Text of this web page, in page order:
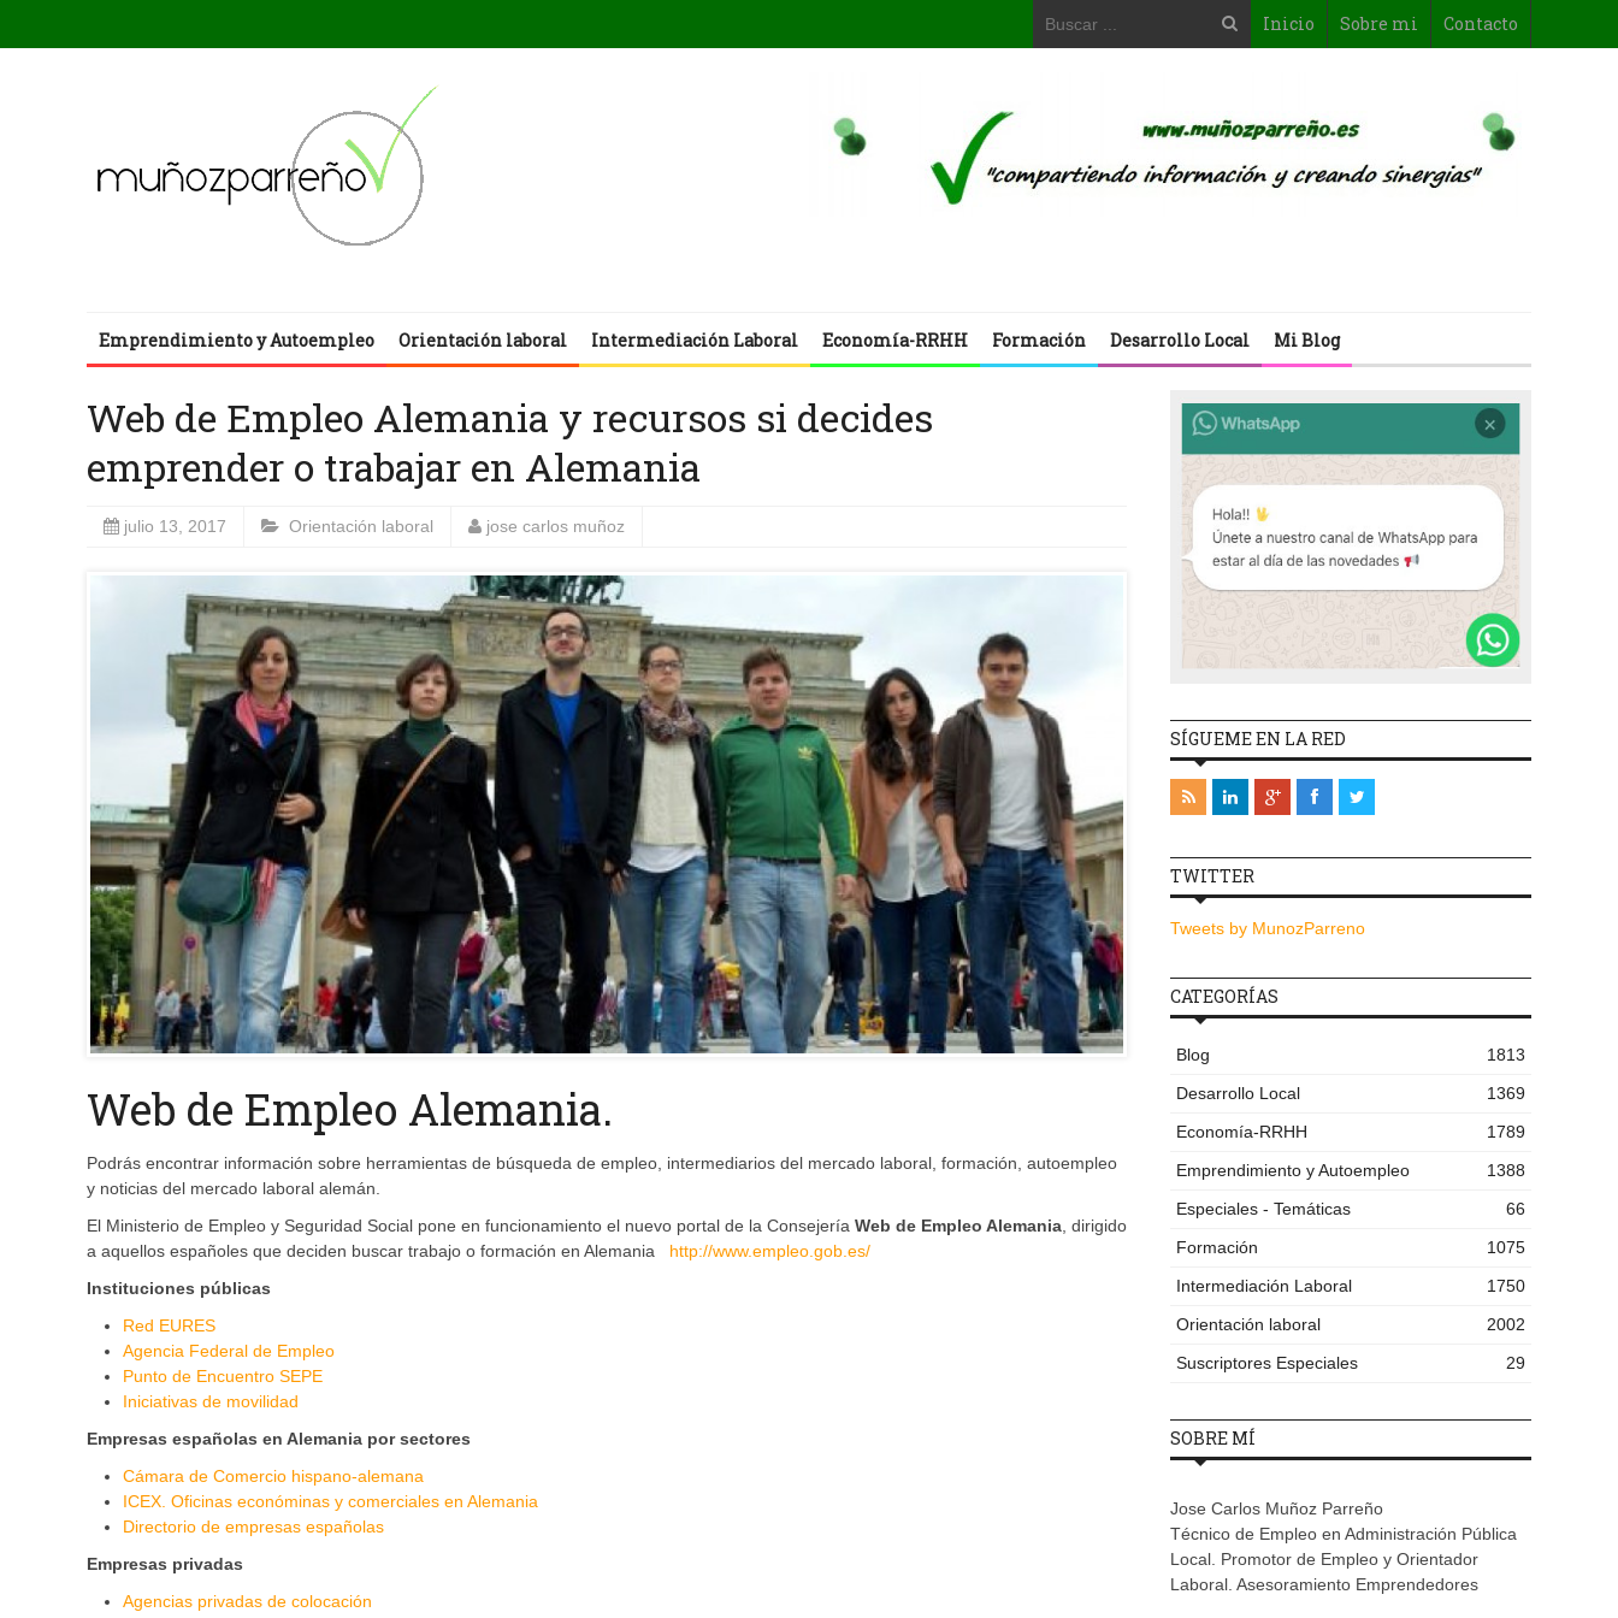
Inicio Sobre mi Contacto
Emprendimiento y Autoempleo Orientación laboral Intermediación Laboral Economía-RRHH Formación Desarrollo Local Mi Blog
Web de Empleo Alemania y recursos si decides
emprender o trabajar en Alemania
julio 13, 2017 Orientación laboral jose carlos muñoz
Web de Empleo Alemania.
Podrás encontrar información sobre herramientas de búsqueda de empleo, intermediarios del mercado laboral, formación, autoempleo
y noticias del mercado laboral alemán.
El Ministerio de Empleo y Seguridad Social pone en funcionamiento el nuevo portal de la Consejería Web de Empleo Alemania, dirigido
a aquellos españoles que deciden buscar trabajo o formación en Alemania http://www.empleo.gob.es/
Instituciones públicas
Red EURES
Agencia Federal de Empleo
Punto de Encuentro SEPE
Iniciativas de movilidad
Empresas españolas en Alemania por sectores
Cámara de Comercio hispano-alemana
ICEX. Oficinas económinas y comerciales en Alemania
Directorio de empresas españolas
Empresas privadas
Agencias privadas de colocación
SÍGUEME EN LA RED
TWITTER
Tweets by MunozParreno
CATEGORÍAS
Blog
1813
Desarrollo Local
1369
Economía-RRHH
1789
Emprendimiento y Autoempleo
1388
Especiales - Temáticas
66
Formación
1075
Intermediación Laboral
1750
Orientación laboral
2002
Suscriptores Especiales
29
SOBRE MÍ
Jose Carlos Muñoz Parreño
Técnico de Empleo en Administración Pública
Local. Promotor de Empleo y Orientador
Laboral. Asesoramiento Emprendedores